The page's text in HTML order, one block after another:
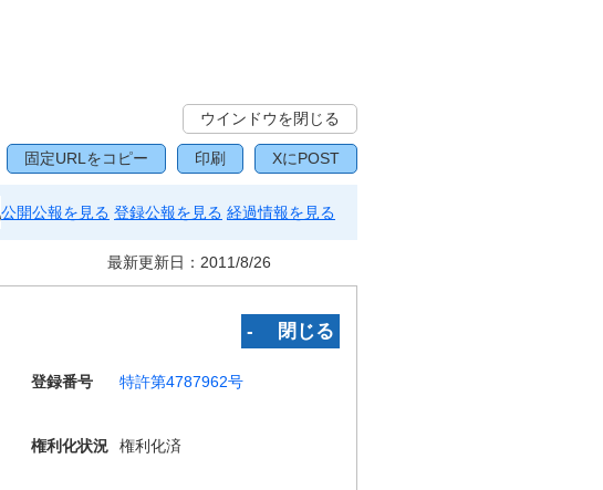
ウインドウを閉じる
固定URLをコピー 印刷 XにPOST
公開公報を見る 登録公報を見る 経過情報を見る
最新更新日： 2011/8/26
‐ 閉じる
登録番号
特許第4787962号
権利化状況
権利化済